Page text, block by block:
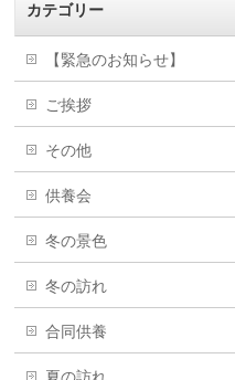
カテゴリー
【緊急のお知らせ】
ご挨拶
その他
供養会
冬の景色
冬の訪れ
合同供養